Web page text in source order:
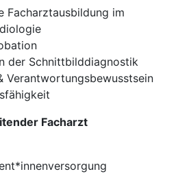
Facharztausbildung im
der Schnittbilddiagnostik
Verantwortungsbewusstsein
Facharzt